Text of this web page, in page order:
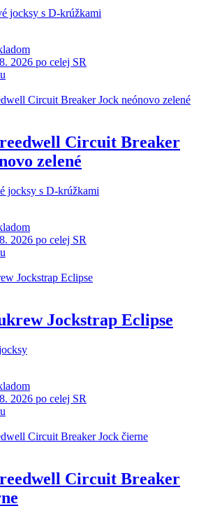
jocksy s D-krúžkami
2026 po celej SR
Circuit Breaker
zelené
jocksy s D-krúžkami
2026 po celej SR
Jockstrap Eclipse
2026 po celej SR
Circuit Breaker